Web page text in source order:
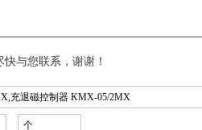
与您联系，谢谢！